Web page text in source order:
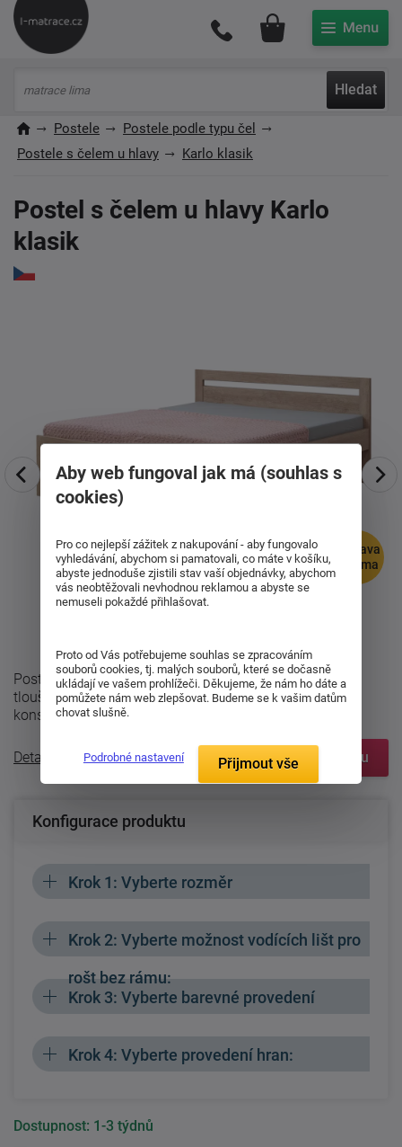
Hledat
Můj účet
Postele
Postele podle typu čel
Postele s čelem u hlavy
Karlo klasik
Postel s čelem u hlavy Karlo
klasik
doprava
zdarma
Postel Karlo klasik je vyrobena z kvalitní laminofolie o
tloušťce 32 mm, která dodává lůžku stabilní a pevnou
konstukci. Hrany materiálu ...
Detailní popis Zobrazit prvky systému
Konfigurace produktu
Krok 1: Vyberte rozměr
Krok 2: Vyberte možnost vodících lišt pro
rošt bez rámu:
Krok 3: Vyberte barevné provedení
Krok 4: Vyberte provedení hran:
Dostupnost: 1-3 týdnů
Aby web fungoval jak má (souhlas s
cookies)
Pro co nejlepší zážitek z nakupování - aby fungovalo
vyhledávání, abychom si pamatovali, co máte v košíku,
abyste jednoduše zjistili stav vaší objednávky, abychom
vás neobtěžovali nevhodnou reklamou a abyste se
nemuseli pokaždé přihlašovat.
Proto od Vás potřebujeme souhlas se zpracováním
souborů cookies, tj. malých souborů, které se dočasně
ukládají ve vašem prohlížeči. Děkujeme, že nám ho dáte a
pomůžete nám web zlepšovat. Budeme se k vašim datům
chovat slušně.
Podrobné nastavení Přijmout vše